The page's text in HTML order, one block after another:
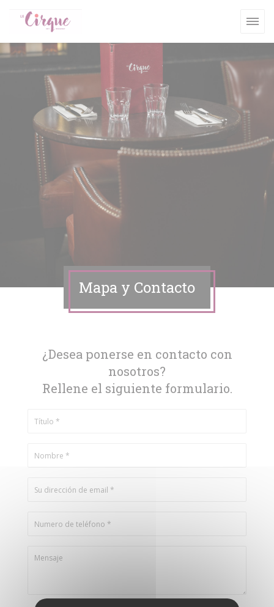
Mapa y Contacto
¿Desea ponerse en contacto con
nosotros?
Rellene el siguiente formulario.